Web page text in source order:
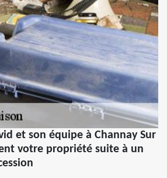
et son équipe à Channay Sur
votre propriété suite à un